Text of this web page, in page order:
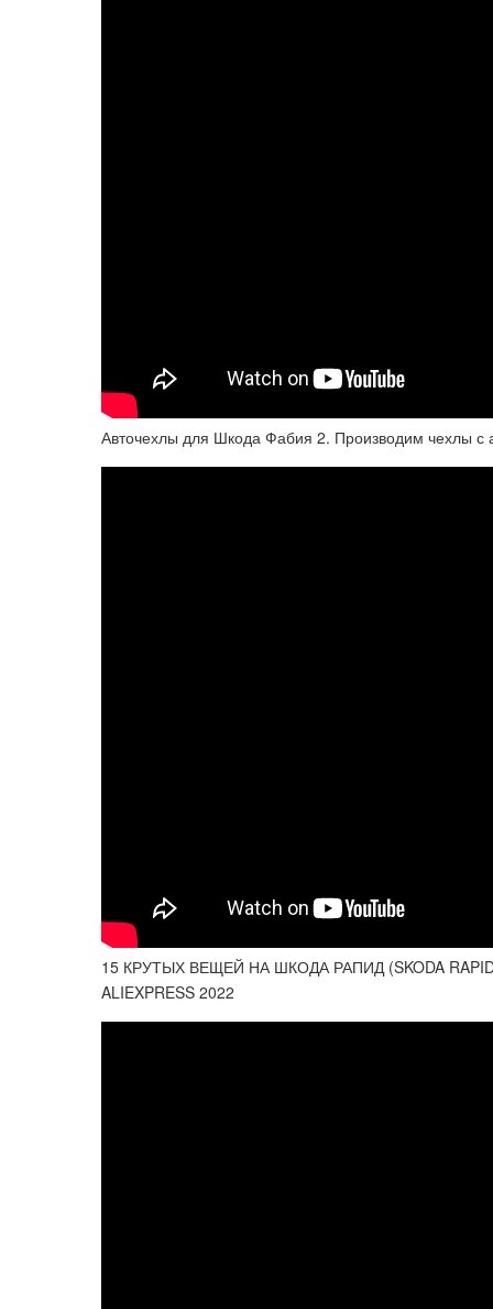
Авточехлы для Шкода Фабия 2. Производим чехлы с
15 КРУТЫХ ВЕЩЕЙ НА ШКОДА РАПИД (SKODA
ALIEXPRESS 2022